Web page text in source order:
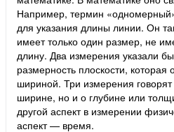
Например, термин
для указания длины линии. Он
имеет только один размер, не
длину. Два измерения указали
размерность плоскости, которая
шириной. Три измерения
ширине, но и о глубине или
другой аспект в измерении
аспект — время.